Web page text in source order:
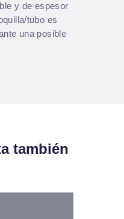
y de espesor
tubo es
una posible
también